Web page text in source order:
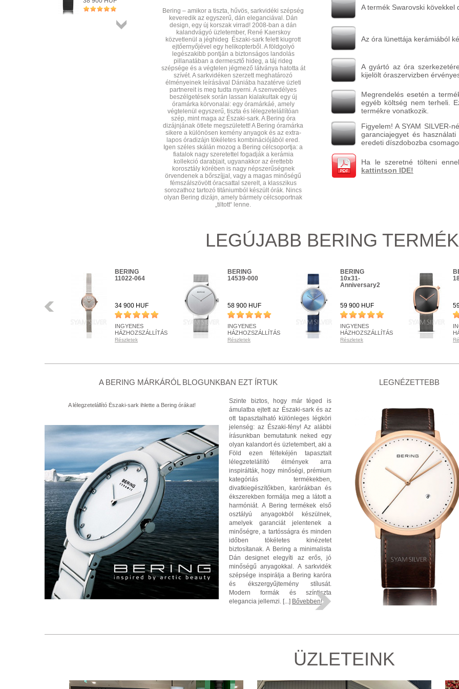
+ KOSÁRBA A termék Swarovski
Az óra lünettája kerámiából
A gyártó az óra
kijelölt óraszervizben
Megrendelés esetén a
egyéb költség nem terheli.
termékre vonatkozik.
Figyelem! A SYAM SILVER-
garanciajegyet és
eredeti díszdobozba
Ha le szeretné tölteni
kattintson IDE!
Bering – amikor a tiszta, hűvös, sarkvidéki szépség
keveredik az egyszerű, dán eleganciával. Dán
design, egy új korszak virrad! 2008-ban a dán
kalandvágyó üzletember, René Kaerskoy
közvetlenül a jéghideg Északi-sark felett kiugrott
ejtőernyőjével egy helikopterből. A földgolyó
legészakibb pontján a biztonságos landolás
pillanatában a dermesztő hideg, a táj rideg
szépsége és a végtelen jégmező látványa hatotta át
szívét. A sarkvidéken szerzett meghatározó
élményeinek leírásával Dániába hazatérve üzleti
partnereit is meg tudta nyerni. A szenvedélyes
beszélgetések során lassan kialakultak egy új
óramárka körvonalai: egy óramárkáé, amely
végtelenül egyszerű, tiszta és lélegzetelállítóan
szép, mint maga az Északi-sark. A Bering óra
dizájnjának ötlete megszületett! A Bering óramárka
sikere a különösen kemény anyagok és az extra-
lapos óradizájn tökéletes kombinációjából ered.
Igen széles skálán mozog a Bering célcsoportja: a
fiatalok nagy szeretettel fogadják a kerámia
kollekció darabjait, ugyanakkor az érettebb
korosztály körében is nagy népszerűségnek
örvendenek a bőrszíjjal, vagy a magas minőségű
fémszálszövött óracsattal szerelt, a klasszikus
sorozathoz tartozó titániumból készült órák. Nincs
olyan Bering dizájn, amely bármely célcsoportnak
„tiltott“ lenne.
LEGÚJABB BERING
BERING
11022-064
34 900 HUF
INGYENES
HÁZHOZSZÁLLÍTÁS
Részletek
+ KOSÁRBA
BERING
14539-000
58 900 HUF
INGYENES
HÁZHOZSZÁLLÍTÁS
Részletek
+ KOSÁRBA
BERING
10x31-
Anniversary2
59 900 HUF
INGYENES
HÁZHOZSZÁLLÍTÁS
Részletek
A BERING MÁRKÁRÓL BLOGUNKBAN EZT ÍRTUK
A lélegzetelállító Északi-sark ihlette a Bering órákat!
Szinte biztos, hogy már téged is
ámulatba ejtett az Északi-sark és az
ott tapasztalható különleges légköri
jelenség: az Északi-fény! Az alábbi
írásunkban bemutatunk neked egy
olyan kalandort és üzletembert, aki a
Föld ezen féltekéjén tapasztalt
lélegzetelállító élmények arra
inspirálták, hogy minőségi, prémium
kategóriás termékekben,
divatkiegészítőkben, karórákban és
ékszerekben formálja meg a látott a
harmóniát. A Bering termékek első
osztályú anyagokból készülnek,
amelyek garanciát jelentenek a
minőségre, a tartósságra és minden
időben tökéletes kinézetet
biztosítanak. A Bering a minimalista
Dán designet elegyíti az erős, jó
minőségű anyagokkal. A sarkvidék
szépsége inspirálja a Bering karóra
és ékszergyűjtemény stílusát.
Modern formák és színtiszta
elegancia jellemzi. [...] Bővebben!
LEGNÉZETTEBB
ÜZLETEINK